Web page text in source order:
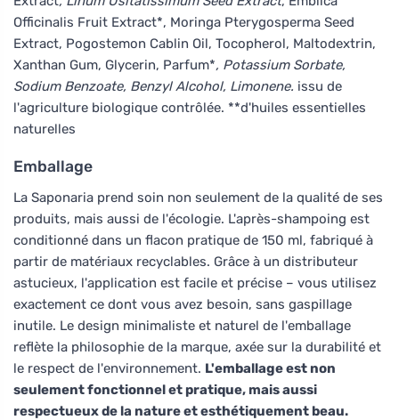
Officinalis Fruit Extract*, Moringa Pterygosperma Seed
Extract, Pogostemon Cablin Oil, Tocopherol, Maltodextrin,
Xanthan Gum, Glycerin, Parfum*, Potassium Sorbate,
Sodium Benzoate, Benzyl Alcohol, Limonene. issu de
l'agriculture biologique contrôlée. **d'huiles essentielles
naturelles
Emballage
La Saponaria prend soin non seulement de la qualité de ses
produits, mais aussi de l'écologie. L'après-shampoing est
conditionné dans un flacon pratique de 150 ml, fabriqué à
partir de matériaux recyclables. Grâce à un distributeur
astucieux, l'application est facile et précise – vous utilisez
exactement ce dont vous avez besoin, sans gaspillage
inutile. Le design minimaliste et naturel de l'emballage
reflète la philosophie de la marque, axée sur la durabilité et
le respect de l'environnement. L'emballage est non
seulement fonctionnel et pratique, mais aussi
respectueux de la nature et esthétiquement beau.